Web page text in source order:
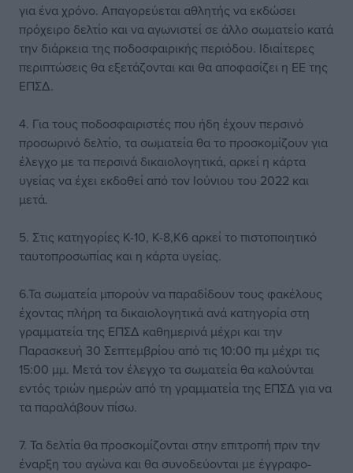
για ένα χρόνο. Απαγορεύεται αθλητής να εκδώσει
πρόχειρο δελτίο και να αγωνιστεί σε άλλο σωματείο κατά
την διάρκεια της ποδοσφαιρικής περιόδου. Ιδιαίτερες
περιπτώσεις θα εξετάζονται και θα αποφασίζει η ΕΕ της
ΕΠΣΔ.
4. Για τους ποδοσφαιριστές που ήδη έχουν περσινό
προσωρινό δελτίο, τα σωματεία θα το προσκομίζουν για
έλεγχο με τα περσινά δικαιολογητικά, αρκεί η κάρτα
υγείας να έχει εκδοθεί από τον Ιούνιου του 2022 και
μετά.
5. Στις κατηγορίες Κ-10, Κ-8,Κ6 αρκεί το πιστοποιητικό
ταυτοπροσωπίας και η κάρτα υγείας.
6.Τα σωματεία μπορούν να παραδίδουν τους φακέλους
έχοντας πλήρη τα δικαιολογητικά ανά κατηγορία στη
γραμματεία της ΕΠΣΔ καθημερινά μέχρι και την
Παρασκευή 30 Σεπτεμβρίου από τις 10:00 πμ μέχρι τις
15:00 μμ. Μετά τον έλεγχο τα σωματεία θα καλούνται
εντός τριών ημερών από τη γραμματεία της ΕΠΣΔ για να
τα παραλάβουν πίσω.
7. Τα δελτία θα προσκομίζονται στην επιτροπή πριν την
έναρξη του αγώνα και θα συνοδεύονται με έγγραφο-